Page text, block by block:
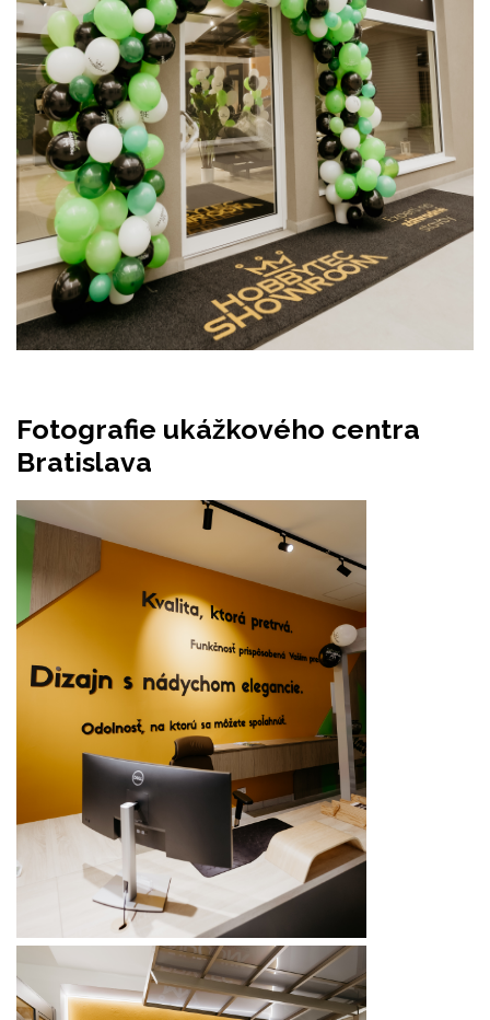
Fotografie ukážkového centra
Bratislava